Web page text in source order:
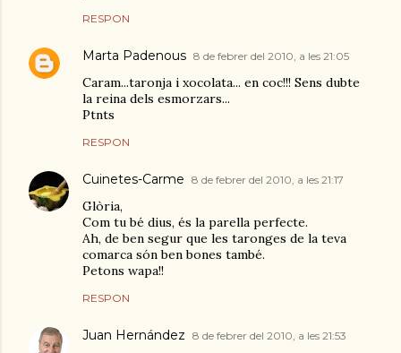
RESPON
Marta Padenous 8 de febrer del 2010, a les 21:05
Caram...taronja i xocolata... en coc!!! Sens dubte
la reina dels esmorzars...
Ptnts
RESPON
Cuinetes-Carme 8 de febrer del 2010, a les 21:17
Glòria,
Com tu bé dius, és la parella perfecte.
Ah, de ben segur que les taronges de la teva
comarca són ben bones també.
Petons wapa!!
RESPON
Juan Hernández 8 de febrer del 2010, a les 21:53